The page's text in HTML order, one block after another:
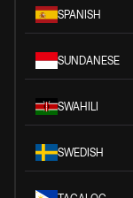
SPANISH
SUNDANESE
SWAHILI
SWEDISH